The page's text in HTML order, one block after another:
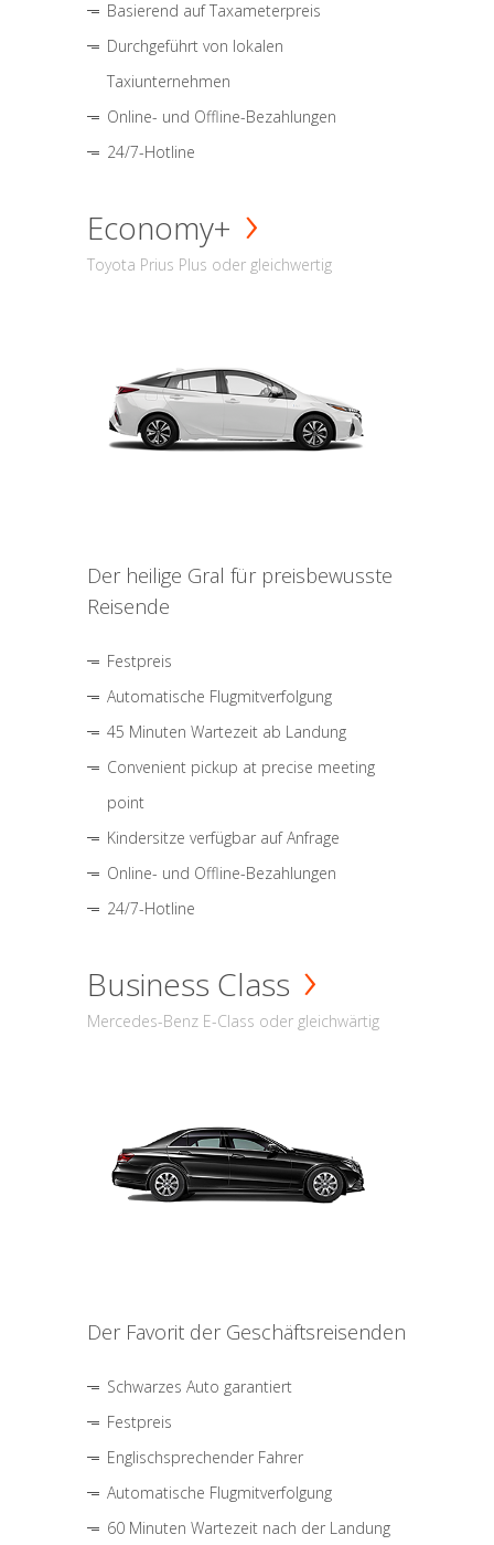
Basierend auf Taxameterpreis
Durchgeführt von lokalen
Taxiunternehmen
Online- und Offline-Bezahlungen
24/7-Hotline
Economy+
Toyota Prius Plus oder gleichwertig
Der heilige Gral für preisbewusste
Reisende
Festpreis
Automatische Flugmitverfolgung
45 Minuten Wartezeit ab Landung
Convenient pickup at precise meeting
point
Kindersitze verfügbar auf Anfrage
Online- und Offline-Bezahlungen
24/7-Hotline
Business Class
Mercedes-Benz E-Class oder gleichwärtig
Der Favorit der Geschäftsreisenden
Schwarzes Auto garantiert
Festpreis
Englischsprechender Fahrer
Automatische Flugmitverfolgung
60 Minuten Wartezeit nach der Landung